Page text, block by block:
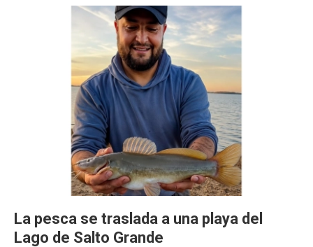
La pesca se traslada a una playa del
Lago de Salto Grande